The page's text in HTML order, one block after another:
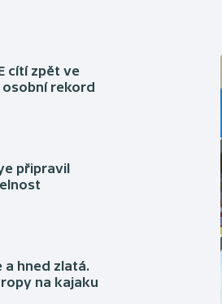
cítí zpět ve
rekord
připravil
a hned zlatá.
na kajaku